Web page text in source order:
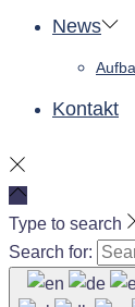
News
Kontakt
Type to search
Search for: